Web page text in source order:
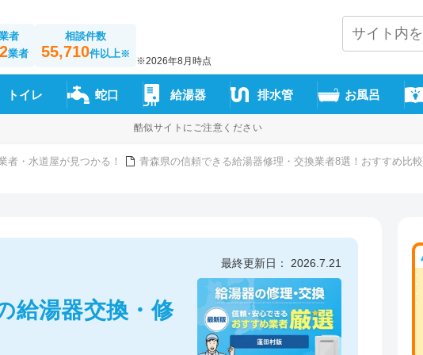
者
業者
相談件数
55,710件以上※
※2026年8月時点
トイレ 蛇口 給湯器 排水管 お風呂
酷似サイトにご注意ください
者・水道屋が見つかる！ 青森県の信頼できる給湯器修理・交換業者8選！おすすめ比較
給湯器交換・修
最終更新日： 2026.7.21